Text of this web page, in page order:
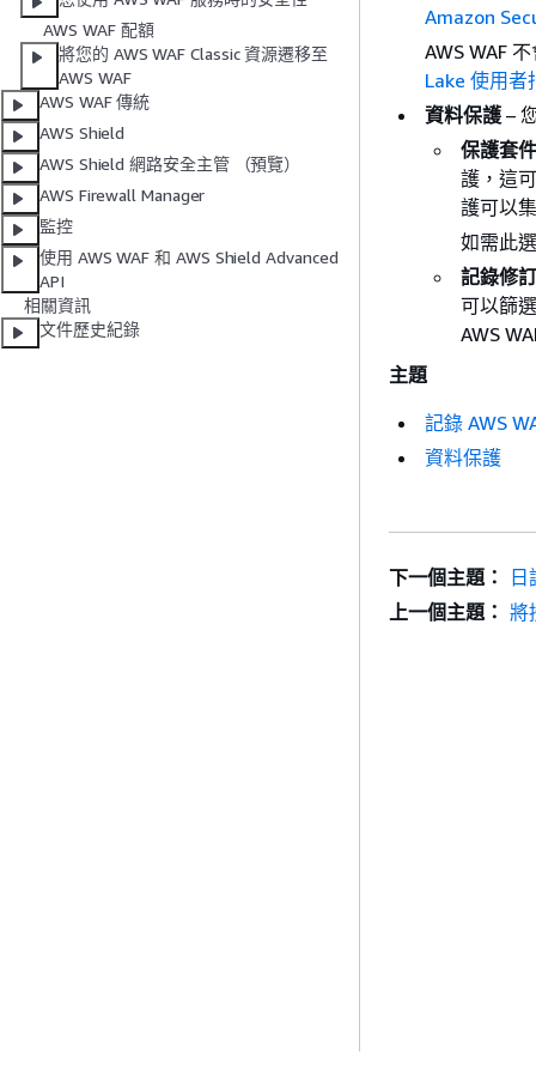
AWS WAF 配額
將您的 AWS WAF Classic 資源遷移至
AWS WAF
AWS WAF 傳統
AWS Shield
AWS Shield 網路安全主管 （預覽）
AWS Firewall Manager
監控
使用 AWS WAF 和 AWS Shield Advanced
API
相關資訊
文件歷史紀錄
Amazon
AWS WAF
Lake 使用者
資料保護 –
保護套
護，這
護可以
如需此
記錄修
可以篩
AWS
主題
記錄 AWS
資料保護
下一個主題：
日
上一個主題： 將